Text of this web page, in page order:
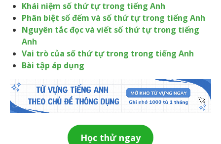
Khái niệm số thứ tự trong tiếng Anh
Phân biệt số đếm và số thứ tự trong tiếng Anh
Nguyên tắc đọc và viết số thứ tự trong tiếng
Anh
Vai trò của số thứ tự trong trong tiếng Anh
Bài tập áp dụng
Học thử ngay